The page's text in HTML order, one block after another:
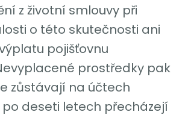
z životní smlouvy při
o této skutečnosti ani
pojišťovnu
prostředky pak
zůstávají na účtech
deseti letech přecházejí